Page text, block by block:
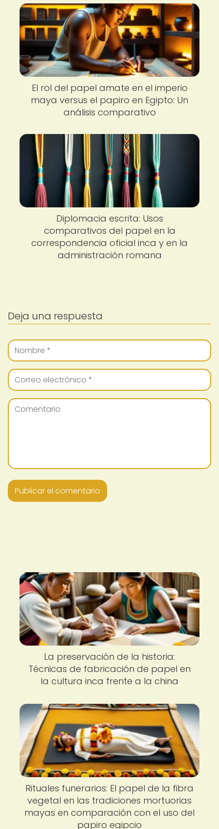
El rol del papel amate en el imperio
maya versus el papiro en Egipto: Un
análisis comparativo
Diplomacia escrita: Usos
comparativos del papel en la
correspondencia oficial inca y en la
administración romana
Deja una respuesta
La preservación de la historia:
Técnicas de fabricación de papel en
la cultura inca frente a la china
Rituales funerarios: El papel de la fibra
vegetal en las tradiciones mortuorias
mayas en comparación con el uso del
papiro egipcio